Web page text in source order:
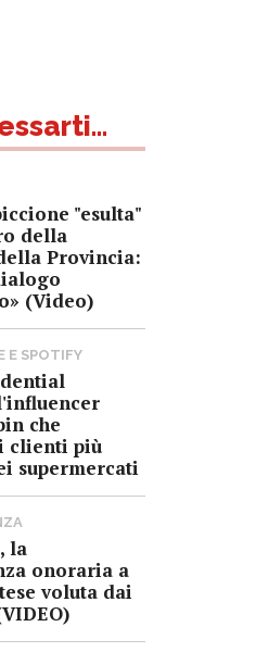
"esulta"
della
Provincia:
(Video)
E SPOTIFY
che
clienti più
supermercati
la
onoraria a
voluta dai